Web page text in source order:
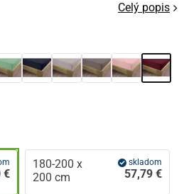
Celý popis
€
180-200 x
200 cm
skladom
57,79 €